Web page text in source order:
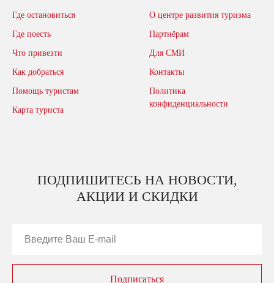
Где остановиться
Где поесть
Что привезти
Как добраться
Помощь туристам
Карта туриста
О центре развития туризма
Партнёрам
Для СМИ
Контакты
Политика
конфиденциальности
ПОДПИШИТЕСЬ НА НОВОСТИ,
АКЦИИ И СКИДКИ
Подписаться